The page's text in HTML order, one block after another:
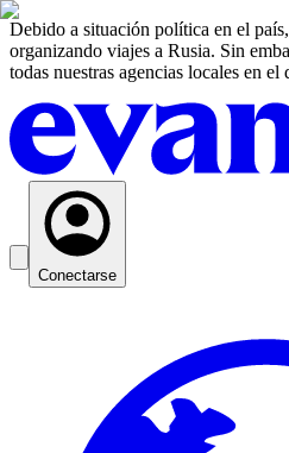
Debido a situación política en el
organizando viajes a Rusia. Sin
todas nuestras agencias locales en el
Conectarse